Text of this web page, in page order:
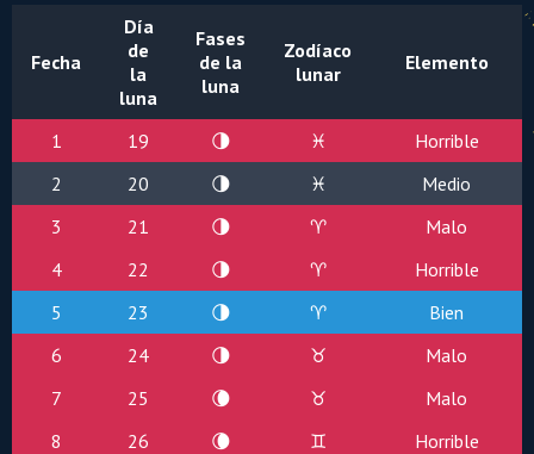
Fecha
Día
de
la
luna
Fases
de la
luna
Zodíaco
lunar
Elemento
1 19 🌗 ♓
Horrible
2
20 🌗 ♓
Medio
3
21 🌗 ♈
Malo
4
22 🌗 ♈
Horrible
5
23 🌗 ♈
Bien
6
24 🌗 ♉
Malo
7
25 🌘 ♉
Malo
8
26 🌘 ♊
Horrible